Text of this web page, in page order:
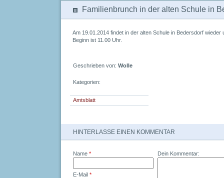
Familienbrunch in der alten Schule in
Am 19.01.2014 findet in der alten Schule in Bedersdorf wieder
Beginn ist 11.00 Uhr.
Geschrieben von: Wolle
Kategorien:
Amtsblatt
HINTERLASSE EINEN KOMMENTAR
Name *
E-Mail *
Dein Kommentar: